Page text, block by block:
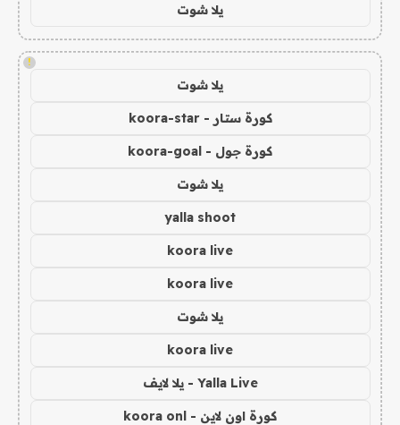
يلا شوت
!
يلا شوت
كورة ستار - koora-star
كورة جول - koora-goal
يلا شوت
yalla shoot
koora live
koora live
يلا شوت
koora live
Yalla Live - يلا لايف
كورة اون لاين - koora onl